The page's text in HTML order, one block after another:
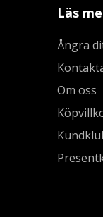
Läs
Ångra
Om oss